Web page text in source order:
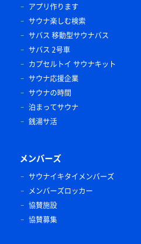
アプリ作ります
サウナ楽しむ検索
サバス 移動型サウナバス
サバス 2号車
カプセルトイ サウナキット
サウナ応援企業
サウナの時間
泊まってサウナ
銭湯サ活
メンバーズ
サウナイキタイメンバーズ
メンバーズロッカー
協賛施設
協賛募集